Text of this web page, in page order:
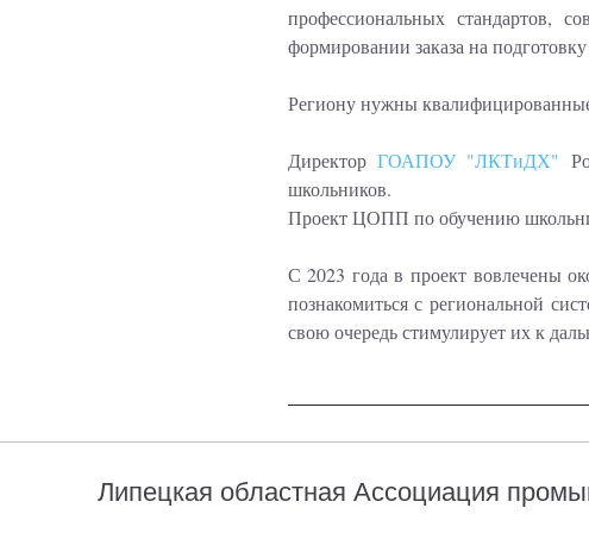
профессиональных стандартов,
формировании заказа на
Региону нужны
ДиректорГОАПОУ "ЛКТиДХ"
школьников.
Проект ЦОПП по обучению
С 2023 года в проект вовлечены
познакомиться с региональной
свою очередь стимулирует их к
Липецкая областная Ассоциация